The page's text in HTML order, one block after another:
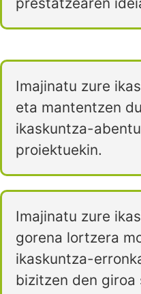
Imajinatu zure
eta mantentzen
ikaskuntza-
proiektuekin.
Imajinatu zure
gorena lortzera
ikaskuntza-
bizitzen den giroa